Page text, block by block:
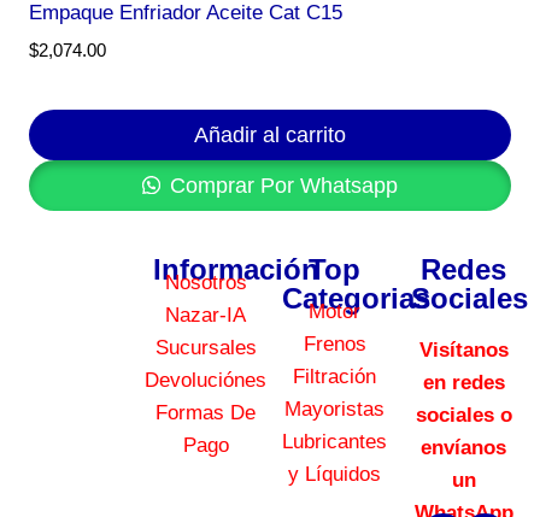
Empaque Enfriador Aceite Cat C15
$2,074.00
Añadir al carrito
Comprar Por Whatsapp
Información
Nosotros
Nazar-IA
Sucursales
Devoluciónes
Formas De
Pago
Top
Categorias
Motor
Frenos
Filtración
Mayoristas
Lubricantes
y Líquidos
Redes
Sociales
Visítanos
en redes
sociales o
envíanos
un